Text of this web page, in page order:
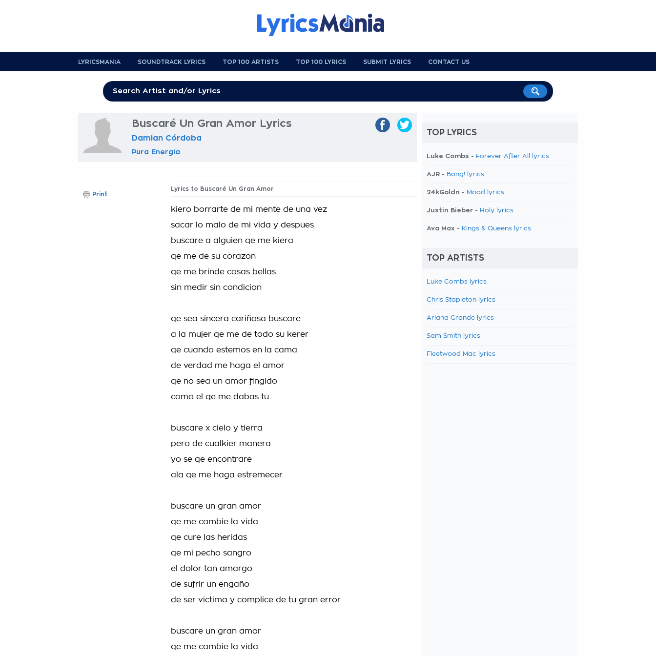
LYRICSMANIA SOUNDTRACK LYRICS TOP 100 ARTISTS TOP 100 LYRICS SUBMIT LYRICS CONTACT US
Buscaré Un Gran Amor Lyrics
Damian Córdoba
Pura Energia
Lyrics to Buscaré Un Gran Amor
kiero borrarte de mi mente de una vez
sacar lo malo de mi vida y despues
buscare a alguien qe me kiera
qe me de su corazon
qe me brinde cosas bellas
sin medir sin condicion
qe sea sincera cariñosa buscare
a la mujer qe me de todo su kerer
qe cuando estemos en la cama
de verdad me haga el amor
qe no sea un amor fingido
como el qe me dabas tu
buscare x cielo y tierra
pero de cualkier manera
yo se qe encontrare
ala qe me haga estremecer
buscare un gran amor
qe me cambie la vida
qe cure las heridas
qe mi pecho sangro
el dolor tan amargo
de sufrir un engaño
de ser victima y complice de tu gran error
buscare un gran amor
qe me cambie la vida
Print
TOP LYRICS
Luke Combs - Forever After All lyrics
AJR - Bang! lyrics
24kGoldn - Mood lyrics
Justin Bieber - Holy lyrics
Ava Max - Kings & Queens lyrics
TOP ARTISTS
Luke Combs lyrics
Chris Stapleton lyrics
Ariana Grande lyrics
Sam Smith lyrics
Fleetwood Mac lyrics